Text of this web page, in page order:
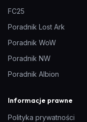
FC25
Poradnik Lost Ark
Poradnik WoW
Poradnik NW
Poradnik Albion
Informacje prawne
Polityka prywatności